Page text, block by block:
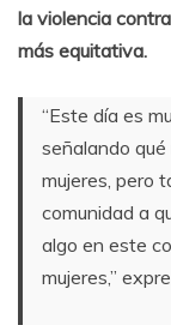
la violencia
más equitativa.
“Este día es
señalando
mujeres, pero
comunidad a
algo en este
mujeres,”